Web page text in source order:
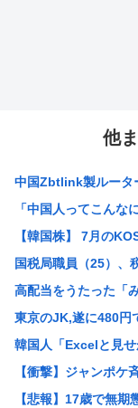
他
中国Zbtlink製ルータ
「中国人ってこんな
【韓国株】 7月の
国税局職員（25）、
高配当をうたった「
東京のJK,遂に480円
韓国人「Excelと見
【衝撃】ジャンポケ
【悲報】17歳で無